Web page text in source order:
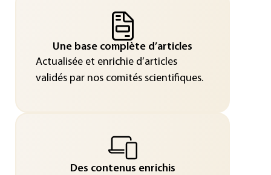
Une base complète d’articles
Actualisée et enrichie d’articles
validés par nos comités scientifiques.
Des contenus enrichis